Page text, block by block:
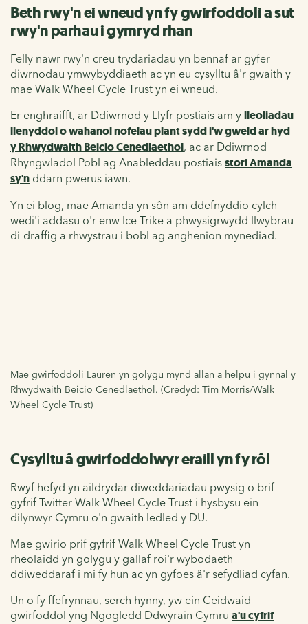
Beth rwy'n ei wneud yn fy gwirfoddoli a sut
rwy'n parhau i gymryd rhan
Felly nawr rwy'n creu trydariadau yn bennaf ar gyfer
diwrnodau ymwybyddiaeth ac yn eu cysylltu â'r gwaith y
mae Walk Wheel Cycle Trust yn ei wneud.
Er enghraifft, ar Ddiwrnod y Llyfr postiais am y lleoliadau
llenyddol o wahanol nofelau plant sydd i'w gweld ar hyd
y Rhwydwaith Beicio Cenedlaethol, ac ar Ddiwrnod
Rhyngwladol Pobl ag Anableddau postiais stori Amanda
sy'n ddarn pwerus iawn.
Yn ei blog, mae Amanda yn sôn am ddefnyddio cylch
wedi'i addasu o'r enw Ice Trike a phwysigrwydd llwybrau
di-draffig a rhwystrau i bobl ag anghenion mynediad.
Mae gwirfoddoli Lauren yn golygu mynd allan a helpu i gynnal y
Rhwydwaith Beicio Cenedlaethol. (Credyd: Tim Morris/Walk
Wheel Cycle Trust)
Cysylltu â gwirfoddolwyr eraill yn fy rôl
Rwyf hefyd yn aildrydar diweddariadau pwysig o brif
gyfrif Twitter Walk Wheel Cycle Trust i hysbysu ein
dilynwyr Cymru o'n gwaith ledled y DU.
Mae gwirio prif gyfrif Walk Wheel Cycle Trust yn
rheolaidd yn golygu y gallaf roi'r wybodaeth
ddiweddaraf i mi fy hun ac yn gyfoes â'r sefydliad cyfan.
Un o fy ffefrynnau, serch hynny, yw ein Ceidwaid
gwirfoddol yng Ngogledd Ddwyrain Cymru a'u cyfrif